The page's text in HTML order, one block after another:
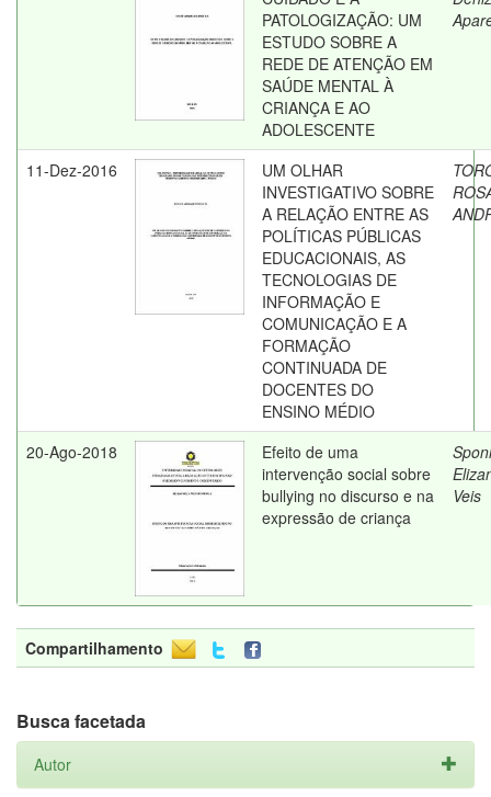
PATOLOGIZAÇÃO: UM
ESTUDO SOBRE A
REDE DE ATENÇÃO EM
SAÚDE MENTAL À
CRIANÇA E AO
ADOLESCENTE
11-Dez-2016
UM OLHAR
INVESTIGATIVO SOBRE
A RELAÇÃO ENTRE AS
POLÍTICAS PÚBLICAS
EDUCACIONAIS, AS
TECNOLOGIAS DE
INFORMAÇÃO E
COMUNICAÇÃO E A
FORMAÇÃO
CONTINUADA DE
DOCENTES DO
ENSINO MÉDIO
20-Ago-2018
Efeito de uma
intervenção social sobre
bullying no discurso e na
expressão de criança
Veis
Compartilhamento
Busca facetada
Autor